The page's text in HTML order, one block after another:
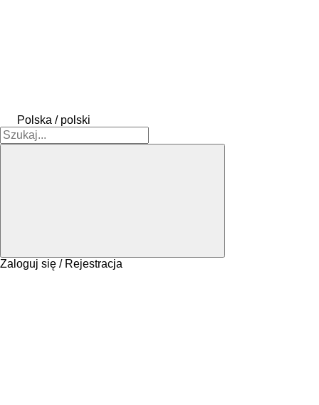
Polska / polski
Zaloguj się / Rejestracja